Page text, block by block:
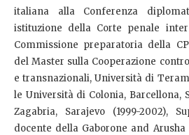
italiana alla Conferenza
istituzione della Corte penale
Commissione preparatoria della
del Master sulla Cooperazione
e transnazionali, Università di
le Università di Colonia, Barcellona,
Zagabria, Sarajevo (1999-2002),
docente della Gaborone and